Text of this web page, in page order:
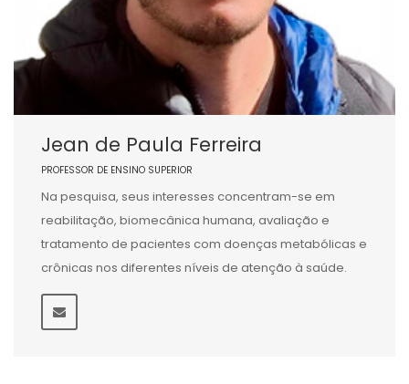
Jean de Paula Ferreira
PROFESSOR DE ENSINO SUPERIOR
Na pesquisa, seus interesses concentram-se em
reabilitação, biomecânica humana, avaliação e
tratamento de pacientes com doenças metabólicas e
crônicas nos diferentes níveis de atenção à saúde.